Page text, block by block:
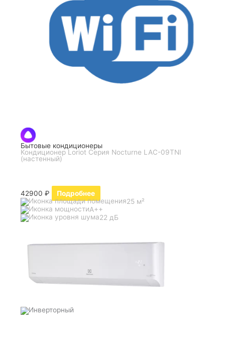
Бытовые кондиционеры
Кондиционер Loriot Серия Nocturne LAC-09TNI
(настенный)
42900₽
Подробнее
25 м²
A++
22 дБ